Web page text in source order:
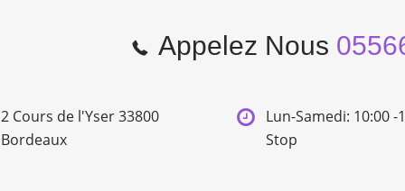
Appelez Nous
2 Cours de l'Yser 33800
Bordeaux
Lun-Samedi: 10:00 -
Stop